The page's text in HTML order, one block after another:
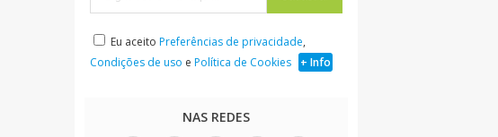
Eu aceito Preferências de privacidade,
Condições de uso e Política de Cookies + Info
NAS REDES